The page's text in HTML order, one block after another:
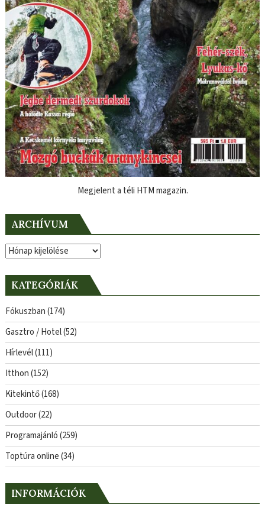
Megjelent a téli HTM magazin.
ARCHÍVUM
Archívum
KATEGÓRIÁK
Fókuszban(174)
Gasztro / Hotel(52)
Hírlevél(111)
Itthon(152)
Kitekintő(168)
Outdoor(22)
Programajánló(259)
Toptúra online(34)
INFORMÁCIÓK